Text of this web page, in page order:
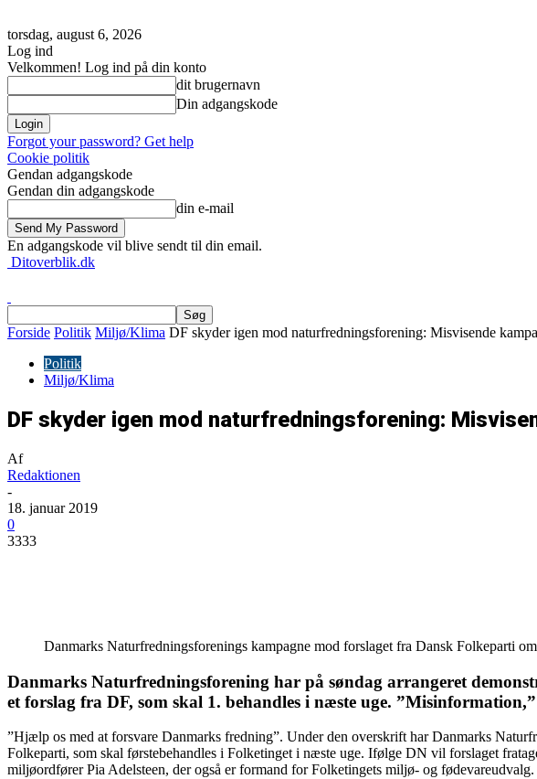
torsdag, august 6, 2026
Log ind
Velkommen! Log ind på din konto
dit brugernavn
Din adgangskode
Forgot your password? Get help
Cookie politik
Gendan adgangskode
Gendan din adgangskode
din e-mail
En adgangskode vil blive sendt til din email.
Ditoverblik.dk
Forside Politik Miljø/Klima DF skyder igen mod naturfredningsforening: Misvisende
Politik
Miljø/Klima
DF skyder igen mod naturfredningsforening:
Af
Redaktionen
-
18. januar 2019
0
3333
Danmarks Naturfredningsforenings kampagne mod forslaget fra Dansk Folkeparti
Danmarks Naturfredningsforening har på søndag arrangeret
et forslag fra DF, som skal 1. behandles i næste uge.
”Hjælp os med at forsvare Danmarks fredning”. Under den overskrift har Danmarks
Folkeparti, som skal førstebehandles i Folketinget i næste uge. Ifølge DN vil forslaget
miljøordfører Pia Adelsteen, der også er formand for Folketingets miljø- og fødevareudvalg.